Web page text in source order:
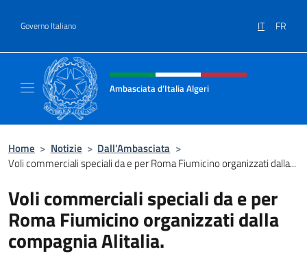
Governo Italiano IT FR
Intestazione sito, social e menù
Ambasciata d’Italia Algeri
Home > Notizie > Dall’Ambasciata >
Voli commerciali speciali da e per Roma Fiumicino organizzati dalla...
Voli commerciali speciali da e per
Roma Fiumicino organizzati dalla
compagnia Alitalia.